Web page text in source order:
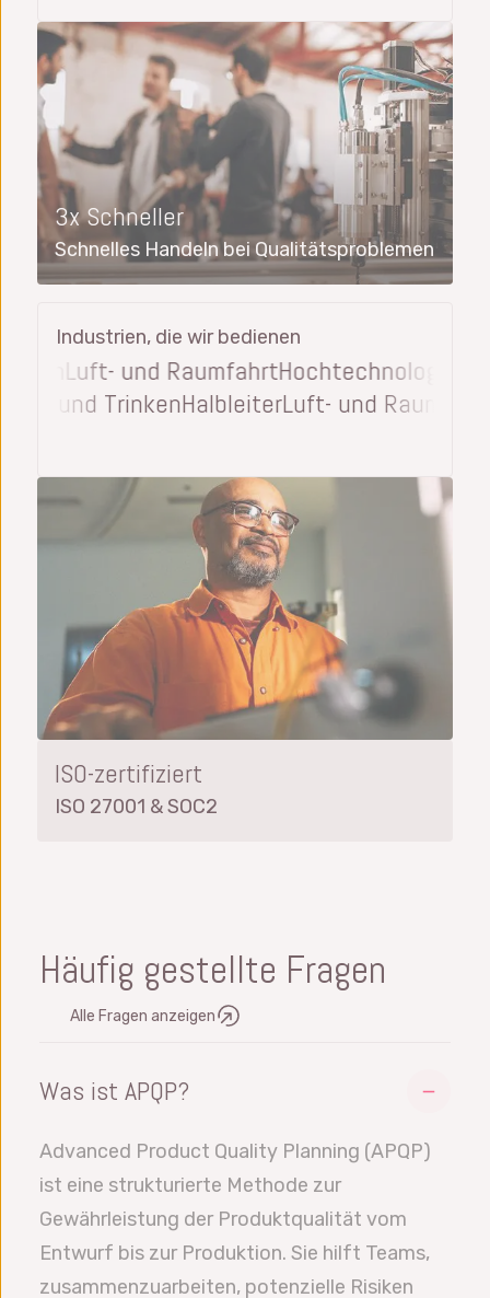
3x Schneller
Schnelles Handeln bei Qualitätsproblemen
Industrien, die wir bedienen
Luft- und RaumfahrtHochtechnologie
Essen und TrinkenHalbleiterLuft- und
ISO-zertifiziert
ISO 27001 & SOC2
Häufig gestellte Fragen
Alle Fragen anzeigen
Was ist APQP?
Advanced Product Quality Planning (APQP)
ist eine strukturierte Methode zur
Gewährleistung der Produktqualität vom
Entwurf bis zur Produktion. Sie hilft Teams,
zusammenzuarbeiten, potenzielle Risiken